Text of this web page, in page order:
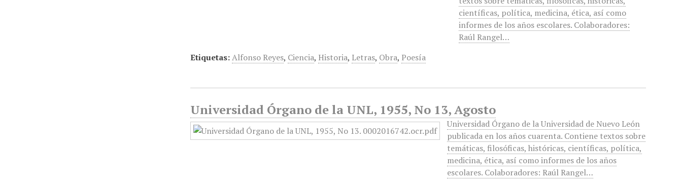
científicas, política, medicina, ética, así como
informes de los años escolares. Colaboradores:
Raúl Rangel…
Etiquetas:Alfonso Reyes, Ciencia, Historia, Letras, Obra, Poesía
Universidad Órgano de la UNL, 1955, No 13, Agosto
Universidad Órgano de la Universidad de Nuevo León
publicada en los años cuarenta. Contiene textos sobre
temáticas, filosóficas, históricas, científicas, política,
medicina, ética, así como informes de los años
escolares. Colaboradores: Raúl Rangel…